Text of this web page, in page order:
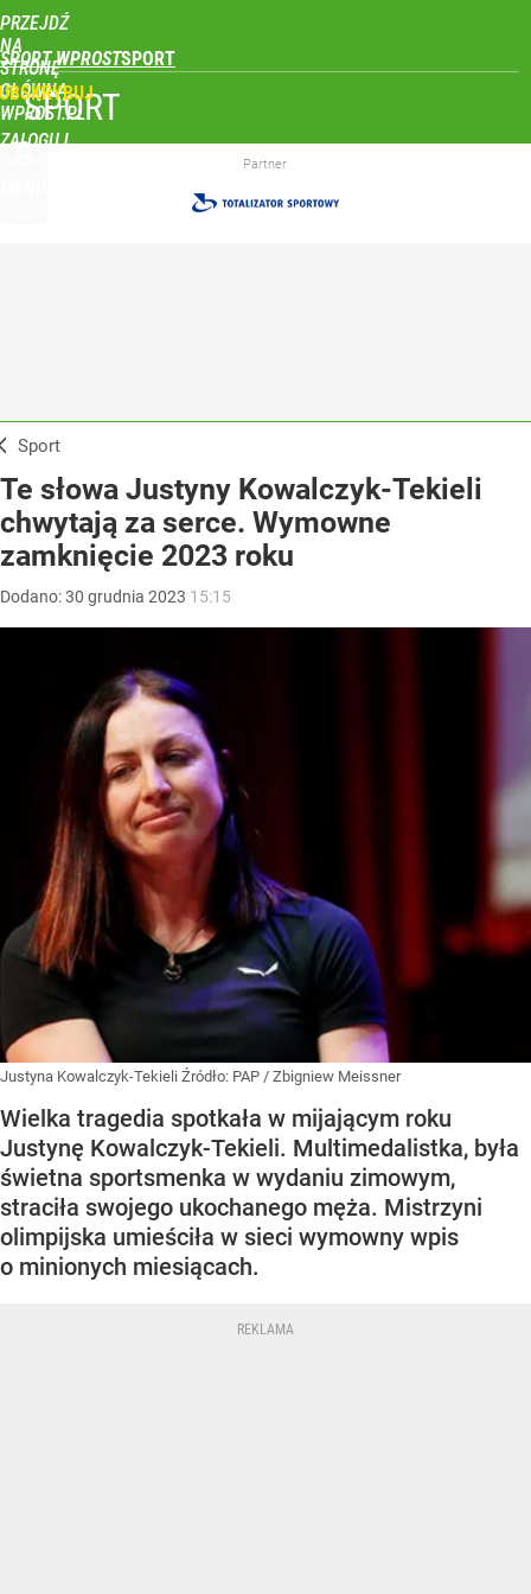
PRZEJDŹ
NA
STRONĘ
GŁÓWNĄ
WPROST.PL
SPORT WPROST
ZALOGUJ
SPORT
Partner
Sport
Te słowa Justyny Kowalczyk-Tekieli
chwytają za serce. Wymowne
zamknięcie 2023 roku
Dodano:30 grudnia 2023 15:15
Justyna Kowalczyk-Tekieli Źródło: PAP / Zbigniew Meissner
Wielka tragedia spotkała w mijającym roku
Justynę Kowalczyk-Tekieli. Multimedalistka, była
świetna sportsmenka w wydaniu zimowym,
straciła swojego ukochanego męża. Mistrzyni
olimpijska umieściła w sieci wymowny wpis
o minionych miesiącach.